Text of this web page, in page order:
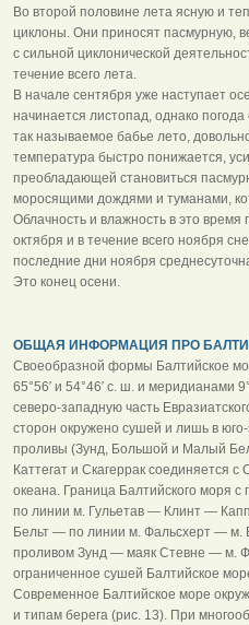
Во второй половине лета ясную и
циклоны. Они приносят пасмурную,
с сильной циклонической
течение всего лета.
В начале сентября уже наступает
начинается листопад, однако
так называемое бабье лето,
температура быстро понижается,
преобладающей становиться
моросящими дождями и туманами,
Облачность и влажность в это
октября и в течение всего ноября
последние дни ноября
Это конец осени.
ОБЩАЯ ИНФОРМАЦИЯ ПРО
Своеобразной формы Балтийское
65°56′ и 54°46′ с. ш. и меридианами
северо-западную часть
сторон окружено сушей и лишь в
проливы (Зунд, Большой и Малый
Каттегат и Скагеррак соединяется
океана. Граница Балтийского моря
по линии м. Гульетав — Клинт —
Бельт — по линии м. Фальсхерт — м.
проливом Зунд — маяк Стевне — м.
ограниченное сушей Балтийское
Современное Балтийское море
и типам берега (рис. 13). При